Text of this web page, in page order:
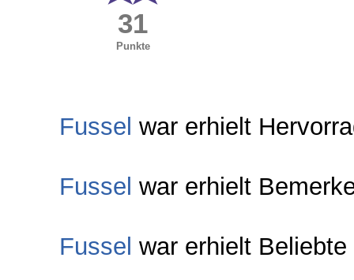
31
Punkte
Fussel war erhielt
Fussel war erhielt
Fussel war erhielt